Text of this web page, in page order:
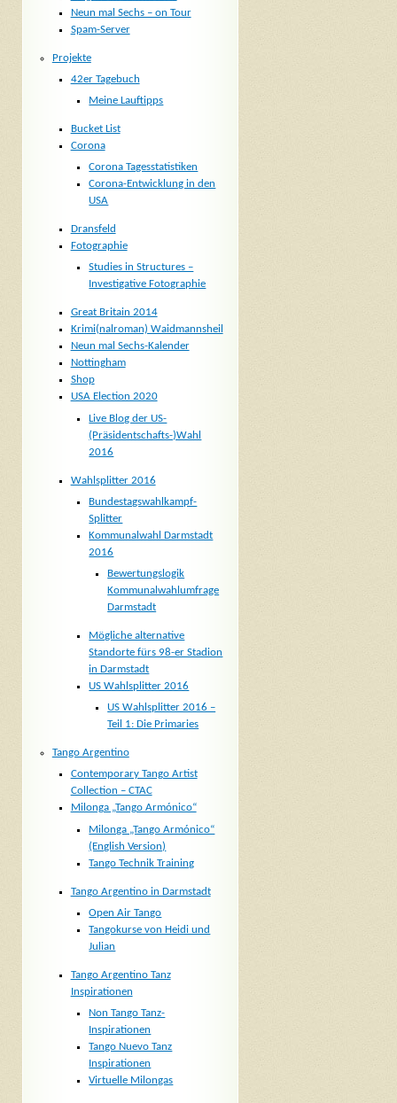
Neun mal Sechs – on Tour
Spam-Server
Projekte
42er Tagebuch
Meine Lauftipps
Bucket List
Corona
Corona Tagesstatistiken
Corona-Entwicklung in den
USA
Dransfeld
Fotographie
Studies in Structures –
Investigative Fotographie
Great Britain 2014
Krimi(nalroman) Waidmannsheil
Neun mal Sechs-Kalender
Nottingham
Shop
USA Election 2020
Live Blog der US-
(Präsidentschafts-)Wahl
2016
Wahlsplitter 2016
Bundestagswahlkampf-
Splitter
Kommunalwahl Darmstadt
2016
Bewertungslogik
Kommunalwahlumfrage
Darmstadt
Mögliche alternative
Standorte fürs 98-er Stadion
in Darmstadt
US Wahlsplitter 2016
US Wahlsplitter 2016 –
Teil 1: Die Primaries
Tango Argentino
Contemporary Tango Artist
Collection – CTAC
Milonga „Tango Armónico“
Milonga „Tango Armónico“
(English Version)
Tango Technik Training
Tango Argentino in Darmstadt
Open Air Tango
Tangokurse von Heidi und
Julian
Tango Argentino Tanz
Inspirationen
Non Tango Tanz-
Inspirationen
Tango Nuevo Tanz
Inspirationen
Virtuelle Milongas